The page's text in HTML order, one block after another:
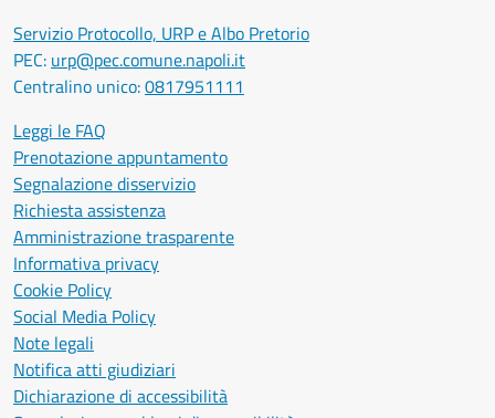
Servizio Protocollo, URP e Albo Pretorio
PEC: urp@pec.comune.napoli.it
Centralino unico:0817951111
Leggi le FAQ
Prenotazione appuntamento
Segnalazione disservizio
Richiesta assistenza
Amministrazione trasparente
Informativa privacy
Cookie Policy
Social Media Policy
Note legali
Notifica atti giudiziari
Dichiarazione di accessibilità